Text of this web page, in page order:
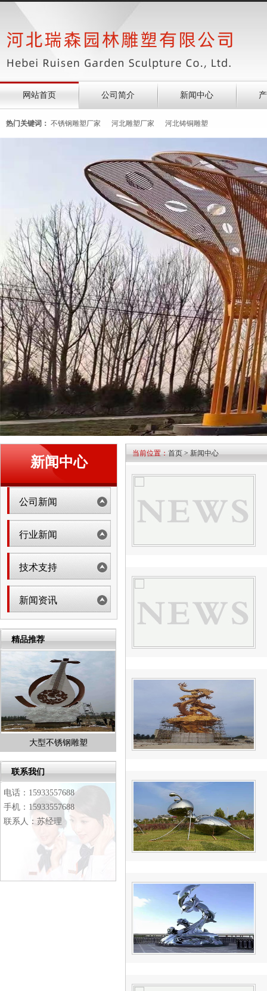
网站首页 公司简介 新闻中心
热门关键词： 不锈钢雕塑厂家 河北雕塑厂家 河北铸铜雕塑
新闻中心
公司新闻
行业新闻
技术支持
新闻资讯
精品推荐
不锈钢景观雕塑 雕塑厂家
2
3
4
7
联系我们
电话：15933557688
手机：15933557688
联系人：苏经理
当前位置：首页>新闻中心